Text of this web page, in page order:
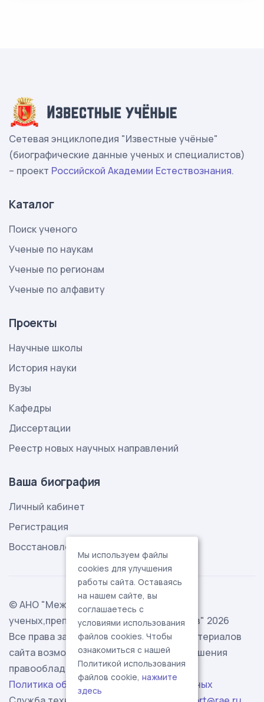
Сетевая энциклопедия "Известные учёные"
(биографические данные ученых и специалистов)
– проект Российской Академии Естествознания.
Каталог
Поиск ученого
Ученые по наукам
Ученые по регионам
Ученые по алфавиту
Проекты
Научные школы
История науки
Вузы
Кафедры
Диссертации
Реестр новых научных направлений
Ваша биография
Личный кабинет
Регистрация
Восстановление пароля
© АНО "Международная ассоциация
ученых,преподавателей и специалистов" 2026
Все права защищены. Использование материалов
сайта возможно исключительно с разрешения
правообладателя.
Политика обработки персональных данных
Мы используем файлы
cookies для улучшения
работы сайта. Оставаясь
на нашем сайте, вы
соглашаетесь с
условиями использования
файлов cookies. Чтобы
ознакомиться с нашей
Политикой использования
файлов cookie, нажмите
здесь